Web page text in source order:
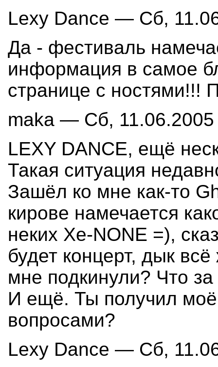
Lexy Dance — Сб,
Да - фестиваль
информация в самое
странице с ностями!!!
maka — Сб, 11.06.2005
LEXY DANCE, ещё
Такая ситуация
Зашёл ко мне как-то
кирове намечается
неких Xe-NONE =),
будет концерт, дык
мне подкинули? Что за
И ещё. Ты получил
вопросами?
Lexy Dance — Сб,